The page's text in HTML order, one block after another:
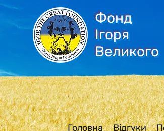
Фонд
Ігоря
Великого
Головна Відгуки